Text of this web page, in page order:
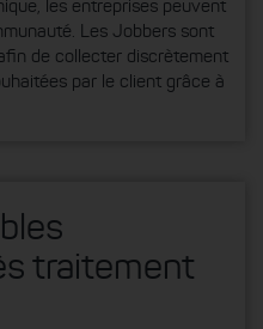
les entreprises peuvent
Les Jobbers sont
de collecter discrètement
par le client grâce à
traitement